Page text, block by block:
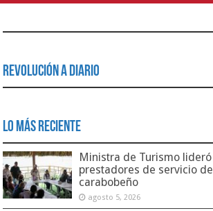
Revolución a Diario
Lo Más Reciente
Ministra de Turismo
prestadores de servicio
carabobeño
agosto 5, 2026